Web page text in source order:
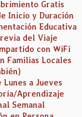
Gratis
Inicio y Duración
Educativa
del Viaje
con WiFi
Familias Locales
a Jueves
Aprendizaje
Semanal